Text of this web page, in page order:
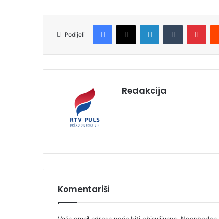
Podijeli
Redakcija
Komentariši